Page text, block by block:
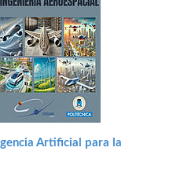
Artificial para la